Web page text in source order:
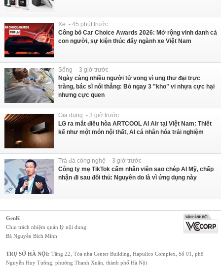
Xe - 45 phút trước
Công bố Car Choice Awards 2026: Mở rộng vinh danh cả
con người, sự kiện thúc đẩy ngành xe Việt Nam
Sống - 3 giờ trước
Ngày càng nhiều người tử vong vì ung thư đại trực
tràng, bác sĩ nói thẳng: Bỏ ngay 3 "kho" vi nhựa cực hại
nhưng cực quen
Gia dụng - 3 giờ trước
LG ra mắt điều hòa ARTCOOL AI Air tại Việt Nam: Thiết
kế như một món nội thất, AI cá nhân hóa trải nghiệm
Trà đá công nghệ - 3 giờ trước
Công ty mẹ TikTok cấm nhân viên sao chép AI Mỹ, chấp
nhận đi sau đối thủ: Nguyên do là vì ứng dụng này
GenK
Chịu trách nhiệm quản lý nội dung:
Bà Nguyễn Bích Minh
TRỤ SỞ HÀ NỘI: Tầng 22, Tòa nhà Center Building, Hapulico Complex, Số 01, phố
Nguyễn Huy Tưởng, phường Thanh Xuân, thành phố Hà Nội